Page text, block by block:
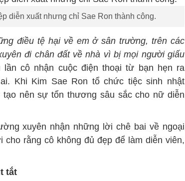
diễn xuất nhưng chỉ Sae Ron thành công.
điều tệ hại về em ở sân trường, trên các
đi chân đất về nhà vì bị mọi người giấu
cô nhận cuộc điện thoại từ bạn hẹn ra
Khi Kim Sae Ron tổ chức tiệc sinh nhật
nên sự tổn thương sâu sắc cho nữ diễn
xuyên nhận những lời chê bai về ngoại
rằng cô không đủ đẹp để làm diễn viên,
tắt